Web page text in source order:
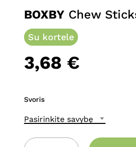
BOXBY Chew
Su kortele
3,68 €
Svoris
Pasirinkite savybę
Jūsų atsiliepimas*
Pavadinimas*